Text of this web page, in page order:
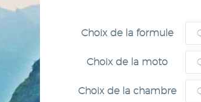
Choix de la formule
Choix de la moto
Choix de la chambre